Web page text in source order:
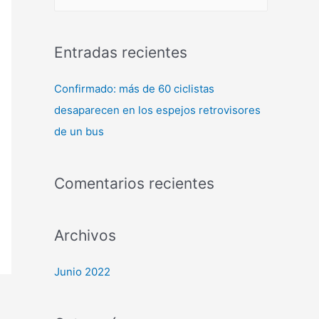
Entradas recientes
Confirmado: más de 60 ciclistas
desaparecen en los espejos retrovisores
de un bus
Comentarios recientes
Archivos
Junio 2022